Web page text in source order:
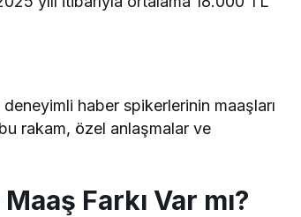
haber spikerlerinin maaşları
rakam, özel anlaşmalar ve
Farkı Var mı?